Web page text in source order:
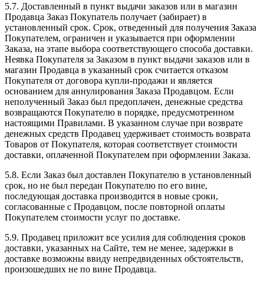
5.7. Доставленный в пункт выдачи заказов или в магазин
Продавца Заказ Покупатель получает (забирает) в
установленный срок. Срок, отведенный для получения Заказа
Покупателем, ограничен и указывается при оформлении
Заказа, на этапе выбора соответствующего способа доставки.
Неявка Покупателя за Заказом в пункт выдачи заказов или в
магазин Продавца в указанный срок считается отказом
Покупателя от договора купли-продажи и является
основанием для аннулирования Заказа Продавцом. Если
неполученный Заказ был предоплачен, денежные средства
возвращаются Покупателю в порядке, предусмотренном
настоящими Правилами. В указанном случае при возврате
денежных средств Продавец удерживает стоимость возврата
Товаров от Покупателя, которая соответствует стоимости
доставки, оплаченной Покупателем при оформлении Заказа.
5.8. Если Заказ был доставлен Покупателю в установленный
срок, но не был передан Покупателю по его вине,
последующая доставка производится в новые сроки,
согласованные с Продавцом, после повторной оплаты
Покупателем стоимости услуг по доставке.
5.9. Продавец приложит все усилия для соблюдения сроков
доставки, указанных на Сайте, тем не менее, задержки в
доставке возможны ввиду непредвиденных обстоятельств,
произошедших не по вине Продавца.